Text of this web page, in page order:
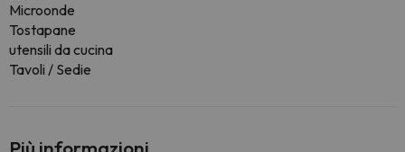
Microonde
Tostapane
utensili da cucina
Tavoli / Sedie